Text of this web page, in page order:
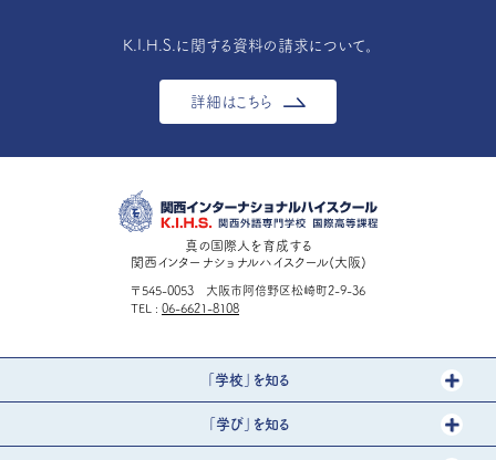
K.I.H.S.に関する資料の請求について。
詳細はこちら
真の国際人を育成する
関西インターナショナルハイスクール(大阪)
〒545-0053 大阪市阿倍野区松崎町2-9-36
TEL
06-6621-8108
「学校」を知る
「学び」を知る